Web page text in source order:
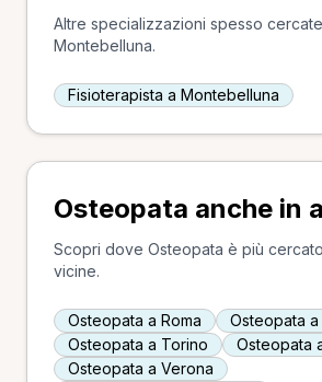
Altre specializzazioni spesso
Montebelluna.
Fisioterapista a Montebelluna
Osteopata anche in
Scopri dove Osteopata è più
vicine.
Osteopata a Roma
Osteopata a
Osteopata a Torino
Osteopata
Osteopata a Verona